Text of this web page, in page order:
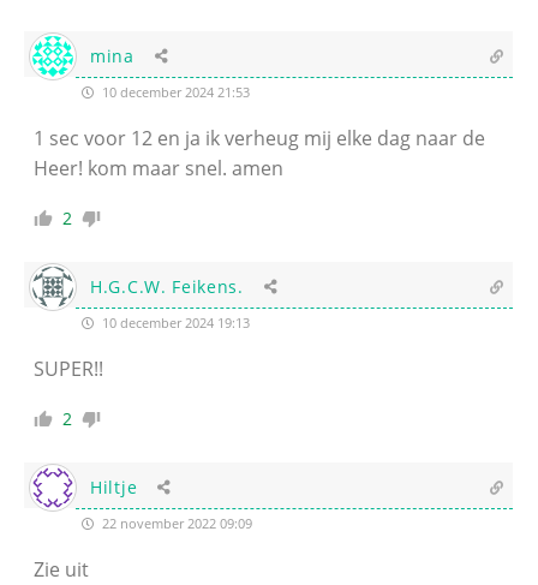
mina
10 december 2024 21:53
1 sec voor 12 en ja ik verheug mij elke dag naar de
Heer! kom maar snel. amen
2
H.G.C.W. Feikens.
10 december 2024 19:13
SUPER!!
2
Hiltje
22 november 2022 09:09
Zie uit